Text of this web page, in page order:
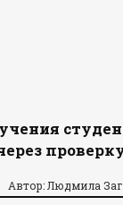
Автор: Людмила